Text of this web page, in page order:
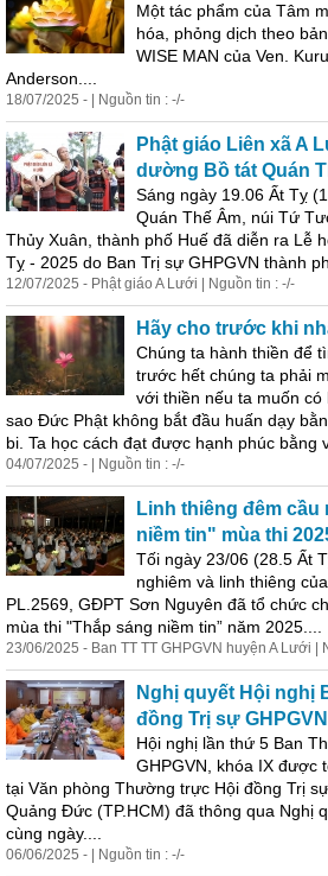
Một tác phẩm của Tâm
hóa, phỏng dịch theo
WISE MAN của Ven.
Anderson....
18/07/2025 - | Nguồn tin : -/-
Phật giáo Liên xã A
dường Bồ tát Quán
Sáng ngày 19.06 Ất Tỵ
Quán Thế Âm, núi Tứ
Thủy Xuân, thành phố Huế đã diễn ra Lễ
Tỵ - 2025 do Ban Trị sự GHPGVN thành
12/07/2025 - Phật giáo A Lưới | Nguồn tin : -/-
Hãy cho trước khi
Chúng ta hành thiền để
trước hết chúng ta phải
với thiền nếu ta muốn
sao Đức Phật không bắt đầu huấn dạy
bi. Ta học cách đạt được hạnh phúc bằng
04/07/2025 - | Nguồn tin : -/-
Linh thiêng đêm
niềm tin" mùa thi
Tối ngày 23/06 (28.5 Ất
nghiêm và linh thiêng
PL.2569, GĐPT Sơn Nguyên đã tổ chức
mùa thi "Thắp sáng niềm tin” năm 2025....
23/06/2025 - Ban TT TT GHPGVN huyện A Lưới |
Nghị quyết Hội nghị
đồng Trị sự GHPGVN
Hội nghị lần thứ 5 Ban
GHPGVN, khóa IX được
tại Văn phòng Thường trực Hội đồng Trị sự
Quảng Đức (TP.HCM) đã thông qua Nghị
cùng ngày....
06/06/2025 - | Nguồn tin : -/-